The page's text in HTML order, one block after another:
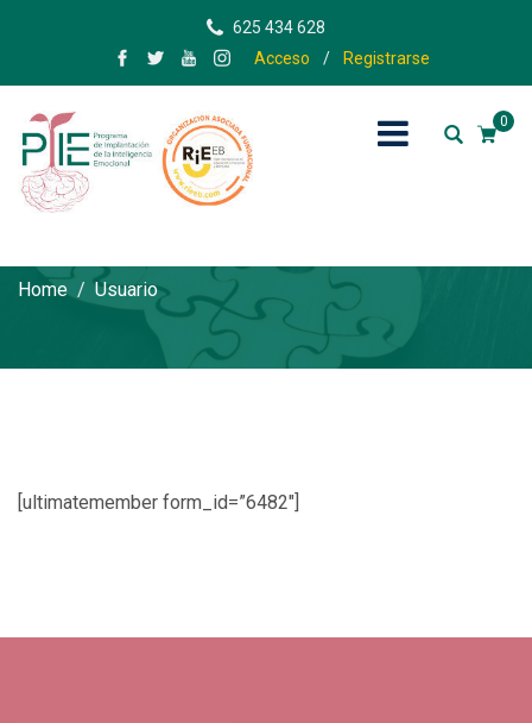
625 434 628
Acceso
/ Registrarse
0
Home Usuario
[ultimatemember form_id=”6482″]